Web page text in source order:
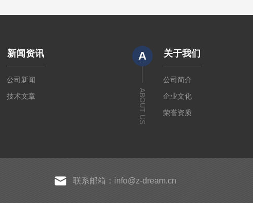
新闻资讯
公司新闻
技术文章
A
ABOUT US
关于我们
公司简介
企业文化
荣誉资质
联系邮箱：info@z-dream.cn